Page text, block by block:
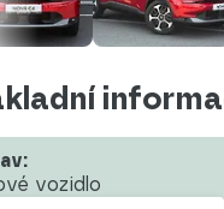
vozidlo